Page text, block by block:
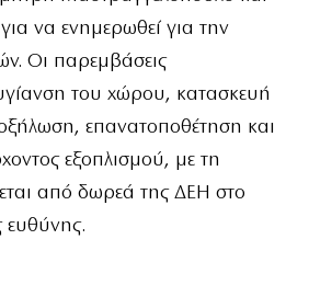
να ενημερωθεί για την
Οι παρεμβάσεις
του χώρου, κατασκευή
επανατοποθέτηση και
εξοπλισμού, με τη
από δωρεά της ΔΕΗ στο
ευθύνης.